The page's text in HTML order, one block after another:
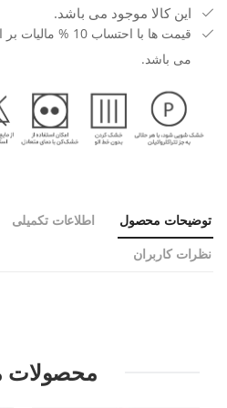
این کالا موجود می باشد.
قیمت ها با احتساب 10
می باشد.
توضیحات محصول اطلاعات تکمیلی
نظرات کاربران
محصولات